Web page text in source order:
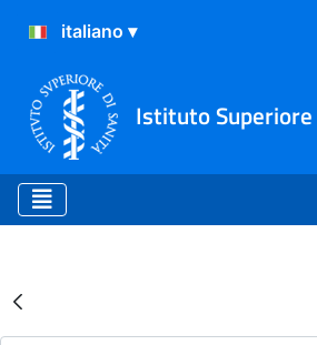
Istituto
Risultati della